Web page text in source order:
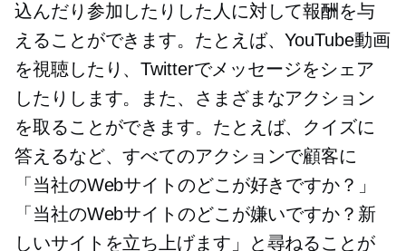
込んだり参加したりした人に対して報酬を与
えることができます。たとえば、YouTube動画
を視聴したり、Twitterでメッセージをシェア
したりします。また、さまざまなアクション
を取ることができます。たとえば、クイズに
答えるなど、すべてのアクションで顧客に
「当社のWebサイトのどこが好きですか？」
「当社のWebサイトのどこが嫌いですか？新
しいサイトを立ち上げます」と尋ねることが